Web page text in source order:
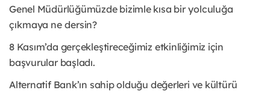
Genel Müdürlüğümüzde bizimle kısa bir yolculuğa
çıkmaya ne dersin?
8 Kasım’da gerçekleştireceğimiz etkinliğimiz için
başvurular başladı.
Alternatif Bank’ın sahip olduğu değerleri ve kültürü